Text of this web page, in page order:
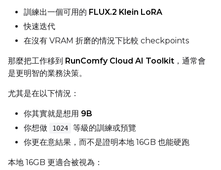
LoRA Scale
訓練出一個可用的 FLUX.2 Klein LoRA
快速迭代
在沒有 VRAM 折磨的情況下比較 checkpoints
那麼把工作移到 RunComfy Cloud AI Toolkit ，通常會
是更明智的業務決策。
尤其是在以下情況：
你其實就是想用 9B
你想做
1024
等級的訓練或預覽
你更在意結果，而不是證明本地 16GB 也能硬跑
本地 16GB 更適合被視為：